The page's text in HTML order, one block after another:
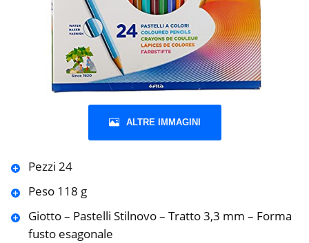
ALTRE IMMAGINI
Pezzi 24
Peso 118 g
Giotto – Pastelli Stilnovo – Tratto 3,3 mm – Forma
fusto esagonale